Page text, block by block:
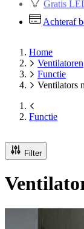
Gratis
Achteraf
Home
Ventilatoren
Functie
Ventilators
Functie
Filter